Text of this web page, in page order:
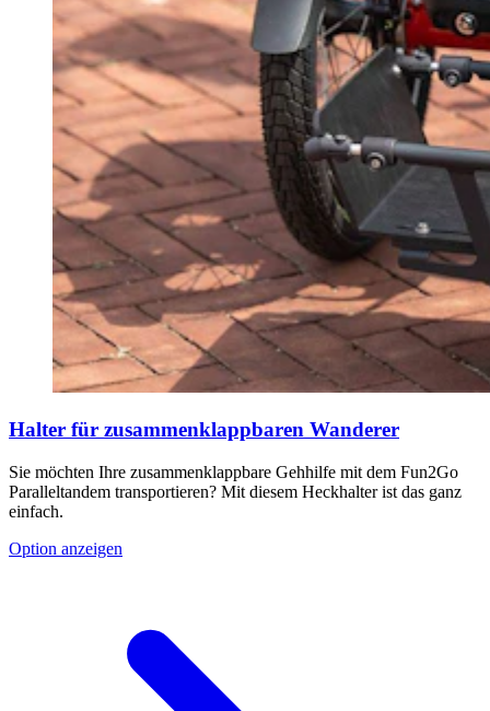
Halter für zusammenklappbaren Wanderer
Sie möchten Ihre zusammenklappbare Gehhilfe mit dem Fun2Go
Paralleltandem transportieren? Mit diesem Heckhalter ist das ganz
einfach.
Option anzeigen